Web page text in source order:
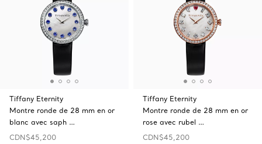
Tiffany Eternity
Montre ronde de 28 mm en or
blanc avec saph …
CDN$45,200
Tiffany Eternity
Montre ronde de 28 mm en or
rose avec rubel …
CDN$45,200